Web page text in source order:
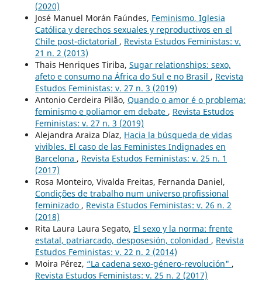
(2020)
José Manuel Morán Faúndes, Feminismo, Iglesia
Católica y derechos sexuales y reproductivos en el
Chile post-dictatorial , Revista Estudos Feministas: v.
21 n. 2 (2013)
Thais Henriques Tiriba, Sugar relationships: sexo,
afeto e consumo na África do Sul e no Brasil , Revista
Estudos Feministas: v. 27 n. 3 (2019)
Antonio Cerdeira Pilão, Quando o amor é o problema:
feminismo e poliamor em debate , Revista Estudos
Feministas: v. 27 n. 3 (2019)
Alejandra Araiza Díaz, Hacia la búsqueda de vidas
vivibles. El caso de las Feministes Indignades en
Barcelona , Revista Estudos Feministas: v. 25 n. 1
(2017)
Rosa Monteiro, Vivalda Freitas, Fernanda Daniel,
Condições de trabalho num universo profissional
feminizado , Revista Estudos Feministas: v. 26 n. 2
(2018)
Rita Laura Laura Segato, El sexo y la norma: frente
estatal, patriarcado, desposesión, colonidad , Revista
Estudos Feministas: v. 22 n. 2 (2014)
Moira Pérez, “La cadena sexo-género-revolución" ,
Revista Estudos Feministas: v. 25 n. 2 (2017)